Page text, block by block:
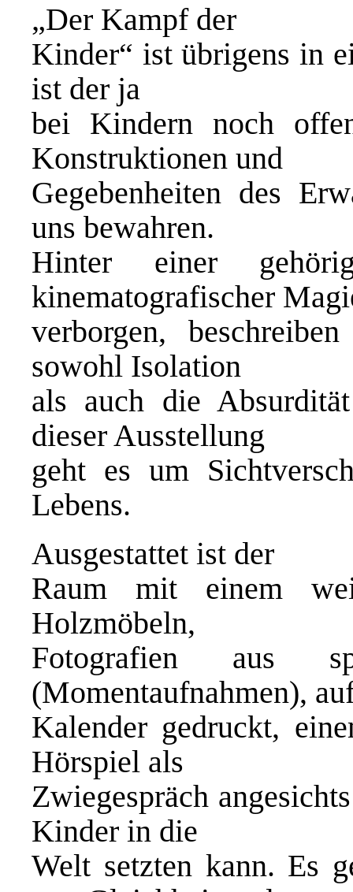
„Der Kampf der
Kinder“ ist übrigens in
ist der ja
bei Kindern noch
Konstruktionen und
Gegebenheiten des
uns bewahren.
Hinter einer
kinematografischer
verborgen,
sowohl Isolation
als auch die
dieser Ausstellung
geht es um
Lebens.
Ausgestattet ist der
Raum mit einem
Holzmöbeln,
Fotografien aus
(Momentaufnahmen),
Kalender gedruckt,
Hörspiel als
Zwiegespräch
Kinder in die
Welt setzten kann. Es